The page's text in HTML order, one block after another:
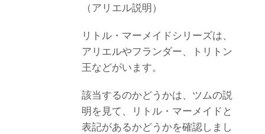
（アリエル説明）
リトル・マーメイドシリーズは、
アリエルやフランダー、トリトン
王などがいます。
該当するのかどうかは、ツムの説
明を見て、リトル・マーメイドと
表記があるかどうかを確認しまし